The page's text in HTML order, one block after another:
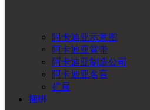
阿卡迪亚示意图
阿卡迪亚背带
阿卡迪亚制造公司
阿卡迪亚名言
扩展
捆绑